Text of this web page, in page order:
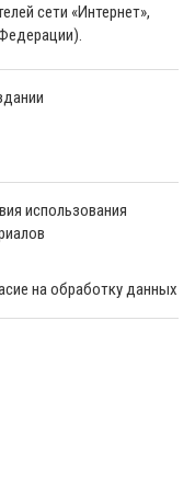
сети «Интернет»,
использования
на обработку данных